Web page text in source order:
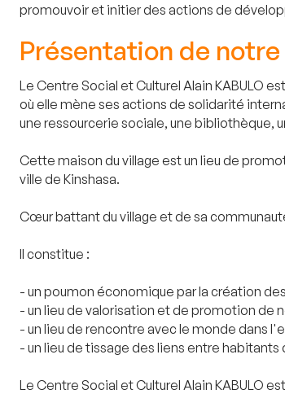
promouvoir et initier des actions de
Présentation de
Le Centre Social et Culturel Alain KABULO
où elle mène ses actions de solidarité
une ressourcerie sociale, une bibliothèque,
Cette maison du village est un lieu de
ville de Kinshasa.
Cœur battant du village et de sa
Il constitue :
- un poumon économique par la création
- un lieu de valorisation et de promotion de
- un lieu de rencontre avec le monde dans
- un lieu de tissage des liens entre
Le Centre Social et Culturel Alain KABULO